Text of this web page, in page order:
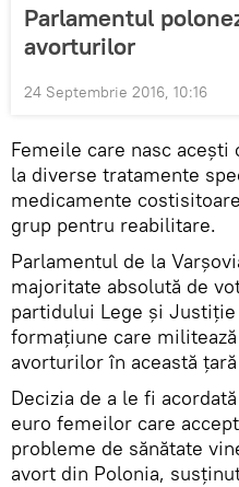
Parlamentul
avorturilor
24 Septembrie 2016, 10:16
Femeile care nasc
la diverse tratamente
medicamente
grup pentru reabilitare.
Parlamentul de la
majoritate absolută de
partidului Lege și
formațiune care
avorturilor în această
Decizia de a le fi
euro femeilor care
probleme de sănătate
avort din Polonia,